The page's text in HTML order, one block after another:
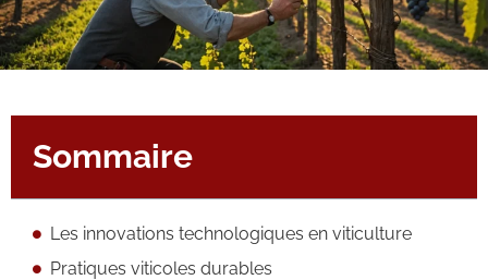
Sommaire
Les innovations technologiques en viticulture
Pratiques viticoles durables